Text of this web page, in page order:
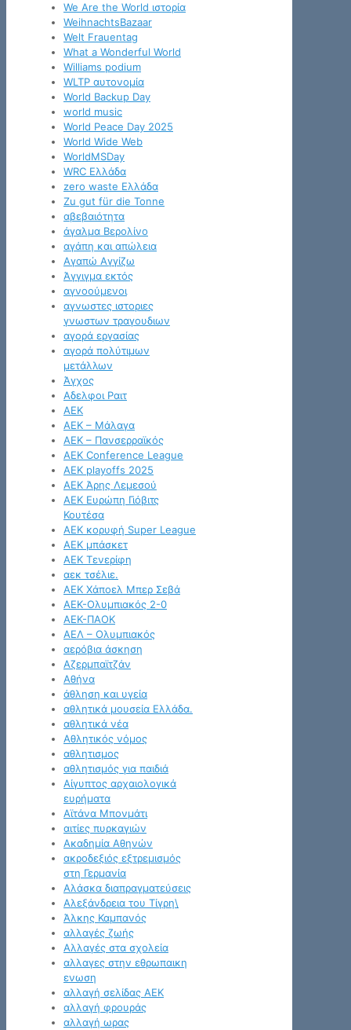
We Are the World ιστορία
WeihnachtsBazaar
Welt Frauentag
What a Wonderful World
Williams podium
WLTP αυτονομία
World Backup Day
world music
World Peace Day 2025
World Wide Web
WorldMSDay
WRC Ελλάδα
zero waste Ελλάδα
Zu gut für die Tonne
αβεβαιότητα
άγαλμα Βερολίνο
αγάπη και απώλεια
Αγαπώ Αγγίζω
Άγγιγμα εκτός
αγνοούμενοι
αγνωστες ιστοριες
γνωστων τραγουδιων
αγορά εργασίας
αγορά πολύτιμων
μετάλλων
Άγχος
Αδελφοι Ραιτ
ΑΕΚ
ΑΕΚ – Μάλαγα
ΑΕΚ – Πανσερραϊκός
ΑΕΚ Conference League
ΑΕΚ playoffs 2025
ΑΕΚ Άρης Λεμεσού
ΑΕΚ Ευρώπη Γιόβιτς
Κουτέσα
ΑΕΚ κορυφή Super League
ΑΕΚ μπάσκετ
ΑΕΚ Τενερίφη
αεκ τσέλιε.
ΑΕΚ Χάποελ Μπερ Σεβά
ΑΕΚ-Ολυμπιακός 2-0
ΑΕΚ-ΠΑΟΚ
ΑΕΛ – Ολυμπιακός
αερόβια άσκηση
Αζερμπαϊτζάν
Αθήνα
άθληση και υγεία
αθλητικά μουσεία Ελλάδα.
αθλητικά νέα
Αθλητικός νόμος
αθλητισμος
αθλητισμός για παιδιά
Αίγυπτος αρχαιολογικά
ευρήματα
Αϊτάνα Μπονμάτι
αιτίες πυρκαγιών
Ακαδημία Αθηνών
ακροδεξιός εξτρεμισμός
στη Γερμανία
Αλάσκα διαπραγματεύσεις
Αλεξάνδρεια του Τίγρη\
Άλκης Καμπανός
αλλαγές ζωής
Αλλαγές στα σχολεία
αλλαγες στην εθρωπαικη
ενωση
αλλαγή σελίδας ΑΕΚ
αλλαγή φρουράς
αλλαγή ωρας